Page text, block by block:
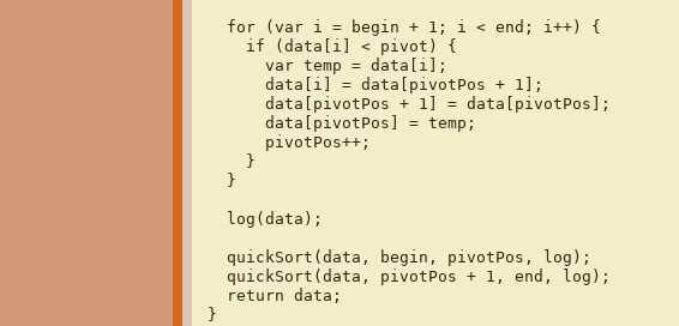
  for (var i = begin + 1; i < end; i++) {
    if (data[i] < pivot) {
      var temp = data[i];
      data[i] = data[pivotPos + 1];
      data[pivotPos + 1] = data[pivotPos];
      data[pivotPos] = temp;
      pivotPos++;
    }
  }
  log(data);
  quickSort(data, begin, pivotPos, log);
  quickSort(data, pivotPos + 1, end, log);
  return data;
}